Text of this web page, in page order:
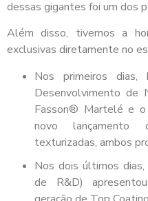
dessas gigantes foi um dos
Além disso, tivemos a
exclusivas diretamente no
Nos primeiros dias,
Desenvolvimento de
Fasson® Martelé e
novo
texturizadas, ambos
Nos dois últimos
de R&D)